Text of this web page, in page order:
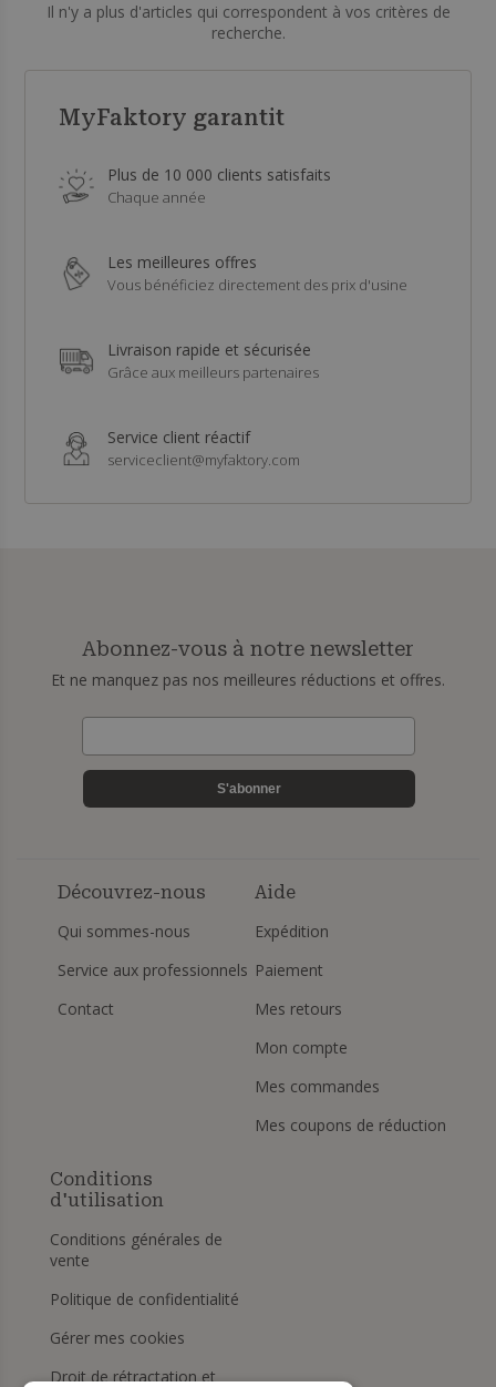
Il n'y a plus d'articles qui correspondent à vos critères de
recherche.
MyFaktory garantit
Plus de 10 000 clients satisfaits
Chaque année
Les meilleures offres
Vous bénéficiez directement des prix d'usine
Livraison rapide et sécurisée
Grâce aux meilleurs partenaires
Service client réactif
serviceclient@myfaktory.com
Abonnez-vous à notre newsletter
Et ne manquez pas nos meilleures réductions et offres.
S'abonner
Découvrez-nous
Qui sommes-nous
Service aux professionnels
Contact
Aide
Expédition
Paiement
Mes retours
Mon compte
Mes commandes
Mes coupons de réduction
Conditions
d'utilisation
Conditions générales de
vente
Politique de confidentialité
Gérer mes cookies
Droit de rétractation et